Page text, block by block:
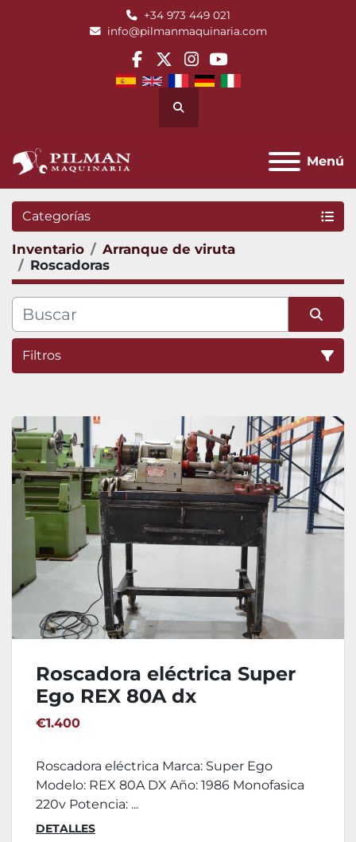
+34 973 449 021
info@pilmanmaquinaria.com
facebook
twitterinstagram
youtube
Buscar
Menú
Categorías
Inventario
Arranque de viruta
Roscadoras
Filtros
Roscadora eléctrica Super
Ego REX 80A dx
€1.400
Roscadora eléctrica Marca: Super Ego
Modelo: REX 80A DX Año: 1986 Monofasica
220v Potencia: ...
DETALLES